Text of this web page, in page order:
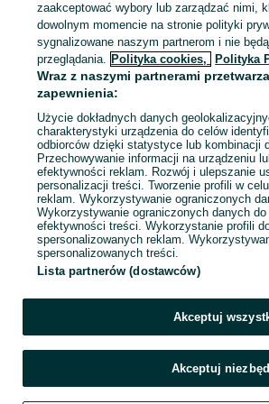
Zaloguj się / Załóż konto
zaakceptować wybory lub zarządzać nimi,
dowolnym momencie na stronie polityki
sygnalizowane naszym partnerom i nie będą
przeglądania. Polityka cookies, Polityka
Wraz z naszymi partnerami
zapewnienia:
Użycie dokładnych danych
charakterystyki urządzenia do celów
odbiorców dzięki statystyce lub kombinacji
Przechowywanie informacji na urządzeniu
efektywności reklam. Rozwój i ulepszanie
personalizacji treści. Tworzenie profili w
reklam. Wykorzystywanie ograniczonych
Wykorzystywanie ograniczonych danych
efektywności treści. Wykorzystanie profili
spersonalizowanych reklam.
spersonalizowanych treści.
Lista partnerów (dostawców)
Akceptuj
Akceptuj